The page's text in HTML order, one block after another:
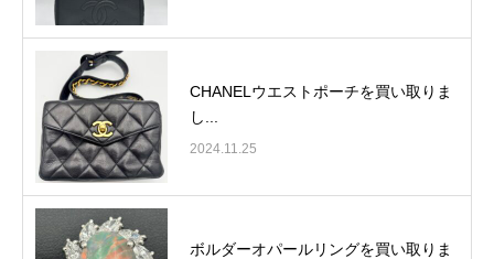
CHANELウエストポーチを買い取りま
し...
2024.11.25
ボルダーオパールリングを買い取りま